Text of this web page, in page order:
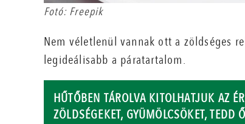
Fotó: Freepik
Nem véletlenül vannak ott a zöldséges
legideálisabb a páratartalom.
HŰTŐBEN TÁROLVA KITOLHATJUK AZ
ZÖLDSÉGEKET, GYÜMÖLCSÖKET, TEDD